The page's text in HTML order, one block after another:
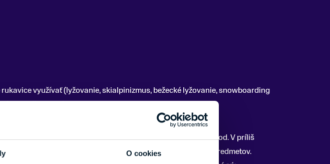
O cookies
využívať (lyžovanie, skialpinizmus, bežecké lyžovanie, snowboarding
najlepšie zimné rukavice.
ruky, znížený komfort, nesprávne držanie palíc, zlý úchop a pod. V príliš
aj termoregulácia a tiež si znížite kvalitu úchopu rôznych predmetov.